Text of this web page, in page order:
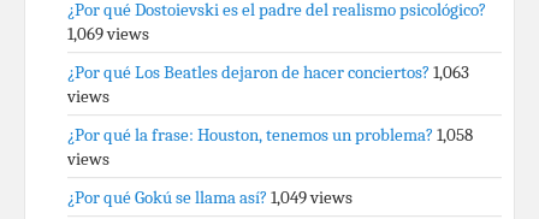
¿Por qué Dostoievski es el padre del realismo psicológico?
1,069 views
¿Por qué Los Beatles dejaron de hacer conciertos? 1,063
views
¿Por qué la frase: Houston, tenemos un problema? 1,058
views
¿Por qué Gokú se llama así? 1,049 views